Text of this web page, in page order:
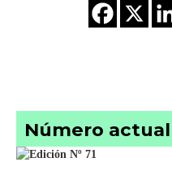
Número actual